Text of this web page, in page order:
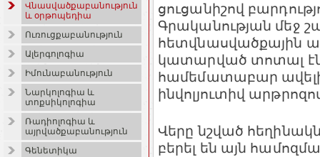
Վնասվածքաբանություն
և օրթոպեդիա
Ուռուցքաբանություն
Ալերգոլոգիա
Իմունաբանություն
Նարկոլոգիա և
տոքսիկոլոգիա
Ռադիոլոգիա և
այրվածքաբանություն
Գենետիկա
ցուցանիշով
Գրականության մեջ
հետվնասվածքային
կատարված տոտալ
համեմատաբար
ինվոլյուտիվ
Վերը նշված
բերել են այն